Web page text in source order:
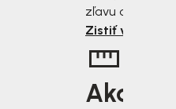
zľavu od nás
Zistiť viac
Aká